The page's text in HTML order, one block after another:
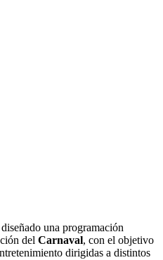
una programación
del Carnaval, con el objetivo
dirigidas a distintos